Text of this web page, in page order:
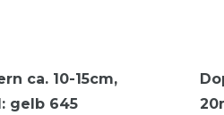
ca. 10-15cm,
gelb 645